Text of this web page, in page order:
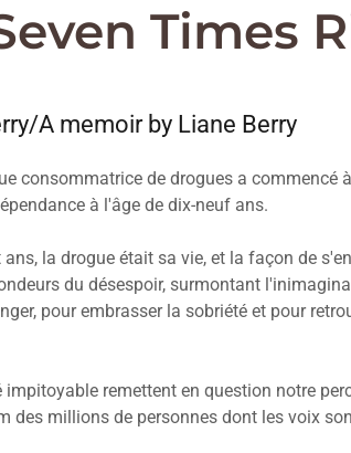
Times
A memoir by Liane Berry
consommatrice de drogues a commencé
à l'âge de dix-neuf ans.
la drogue était sa vie, et la façon de
du désespoir, surmontant
pour embrasser la sobriété et pour
impitoyable remettent en question notre
des millions de personnes dont les voix